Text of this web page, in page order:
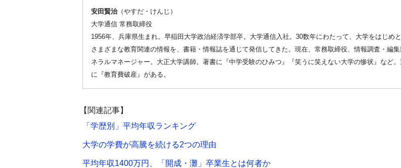
安田賢治（やすだ・けんじ）
大学通信 常務取締役
1956年、兵庫県生まれ。早稲田大学政治経済学部卒。大学通信入社。30数年にわたって、大学をはじめ
さまざまな教育関連の情報を、書籍・情報誌を通じて発信してきた。現在、常務取締役、情報調査・編
ネラルマネージャー。大正大学講師。著書に『中学受験のひみつ』『笑うに笑えない大学の惨状』など
に『教育費破産』がある。
【関連記事】
「学歴別」平均年収ランキング
大学の学費が高騰を続ける2つの理由
平均年収1400万円、「開成・灘」卒業生とは何者か